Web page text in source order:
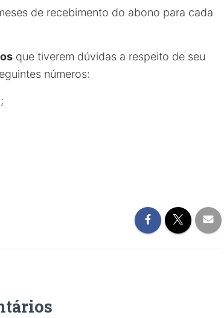
de recebimento do abono para cada
que tiverem dúvidas a respeito de seu
números: